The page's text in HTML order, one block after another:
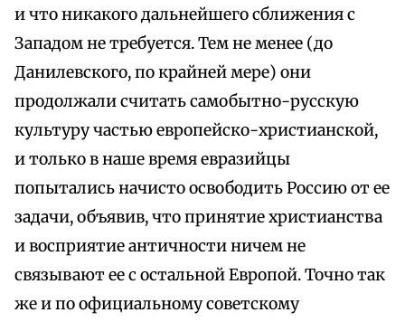
и что никакого дальнейшего сближения с
Западом не требуется. Тем не менее (до
Данилевского, по крайней мере) они
продолжали считать самобытно-русскую
культуру частью европейско-христианской,
и только в наше время евразийцы
попытались начисто освободить Россию от ее
задачи, объявив, что принятие христианства
и восприятие античности ничем не
связывают ее с остальной Европой. Точно так
же и по официальному советскому